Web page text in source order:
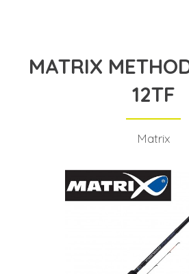
MATRIX
12TF
Matrix